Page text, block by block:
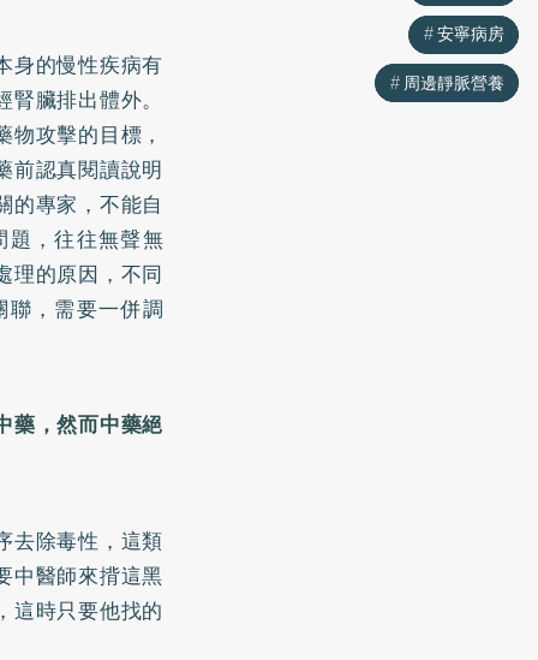
身的慢性疾病有
臟排出體外。
攻擊的目標，
前認真閱讀說明
的專家，不能自
題，往往無聲無
理的原因，不同
，需要一併調
藥，然而中藥絕
去除毒性，這類
中醫師來揹這黑
這時只要他找的
安寧病房
周邊靜脈營養
安寧病房
周邊靜脈營養